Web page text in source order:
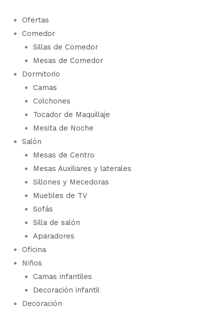
contenido
Ofertas
Comedor
Sillas de Comedor
Mesas de Comedor
Dormitorio
Camas
Colchones
Tocador de Maquillaje
Mesita de Noche
Salón
Mesas de Centro
Mesas Auxiliares y laterales
Sillones y Mecedoras
Muebles de TV
Sofás
Silla de salón
Aparadores
Oficina
Niños
Camas infantiles
Decoración infantil
Decoración